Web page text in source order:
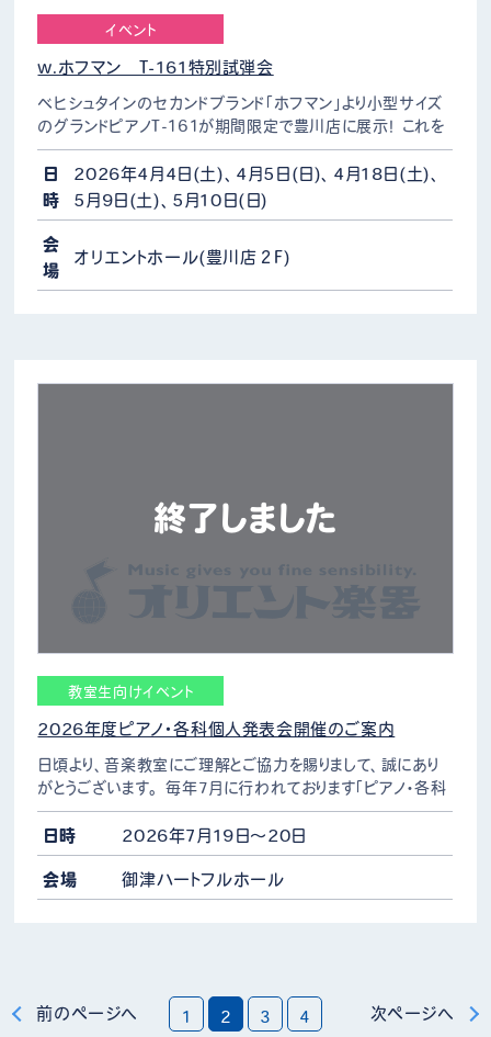
イベント
w.ホフマン T-161特別試弾会
ベヒシュタインのセカンドブランド「ホフマン」より小型サイズ
のグランドピアノT-161が期間限定で豊川店に展示！ これを
記念し特別試弾会を開催いたします。 【開催日時】
4/4（土）・5（日）・18（土）、5/9（土）・1…
日
時
2026年4月4日(土)、4月5日(日)、4月18日(土)、
5月9日(土)、5月10日(日)
会
場
オリエントホール(豊川店２F)
終了しました
教室生向けイベント
2026年度ピアノ・各科個人発表会開催のご案内
日頃より、音楽教室にご理解とご協力を賜りまして、誠にあり
がとうございます。 毎年7月に行われております「ピアノ・各科
個人発表会」についてご案内いたします。 ピアノ各科個人発
表会はオリエント楽器でピアノや弦楽器・管楽器など…
日時 2026年7月19日～20日
会場 御津ハートフルホール
前のページへ 1 2 3 4 次ページへ